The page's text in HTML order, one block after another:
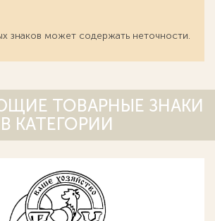
знаков может содержать неточности.
ТОВАРНЫЕ ЗНАКИ
В КАТЕГОРИИ